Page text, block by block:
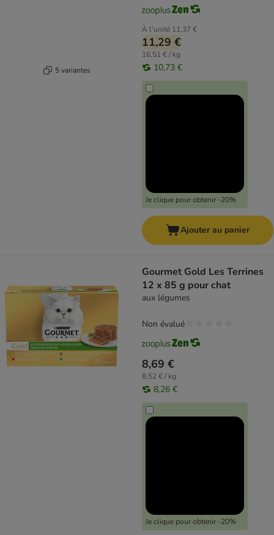
5 variantes
À l'unité 11,37 €
11,29 €
16,51 € / kg
10,73 €
Je clique pour obtenir -20%
Ajouter au panier
Gourmet Gold Les Terrines
12 x 85 g pour chat
aux légumes
8,69 €
8,52 € / kg
8,26 €
Je clique pour obtenir -20%
Non évalué